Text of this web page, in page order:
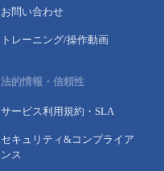
お問い合わせ
トレーニング/操作動画
法的情報・信頼性
サービス利用規約・SLA
セキュリティ&コンプライア
ンス